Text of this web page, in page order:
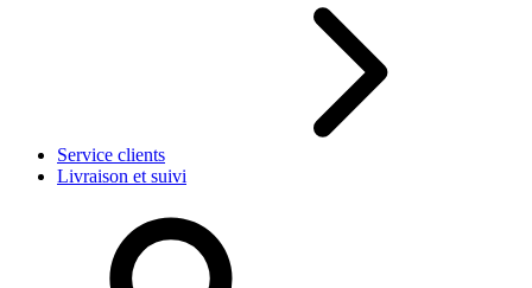
Service clients
Livraison et suivi